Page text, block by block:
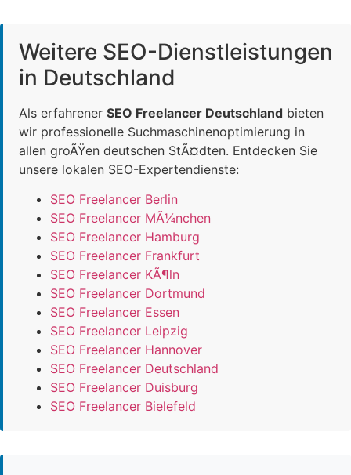
Weitere SEO-Dienstleistungen
in Deutschland
Als erfahrener SEO Freelancer Deutschland bieten
wir professionelle Suchmaschinenoptimierung in
allen groÃŸen deutschen StÃ¤dten. Entdecken Sie
unsere lokalen SEO-Expertendienste:
SEO Freelancer Berlin
SEO Freelancer MÃ¼nchen
SEO Freelancer Hamburg
SEO Freelancer Frankfurt
SEO Freelancer KÃ¶ln
SEO Freelancer Dortmund
SEO Freelancer Essen
SEO Freelancer Leipzig
SEO Freelancer Hannover
SEO Freelancer Deutschland
SEO Freelancer Duisburg
SEO Freelancer Bielefeld